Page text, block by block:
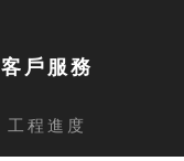
客戶服務
工程進度